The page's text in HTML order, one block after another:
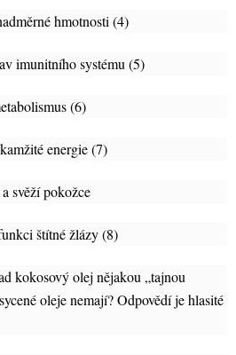
hmotnosti (4)
systému (5)
(6)
energie (7)
pokožce
štítné žlázy (8)
kokosový olej nějakou „tajnou
oleje nemají? Odpovědí je hlasité